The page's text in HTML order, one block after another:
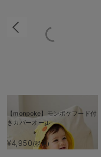
【monpoke】モンポケフード付
きカバーオール
¥4,950 (税込)